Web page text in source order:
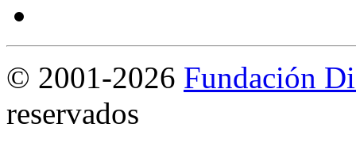
© 2001-2026 Fundación
reservados